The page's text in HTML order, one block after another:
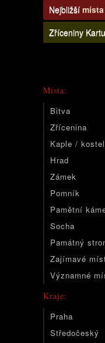
Nejbližší místa
Zříceniny
Místa:
Bitva
Zřícenina
Kaple / kostel
Hrad
Zámek
Pomník
Pamětní
Socha
Památný
Zajímavé
Významné
Kraje:
Praha
Středočeský